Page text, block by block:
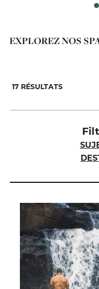
EXPLOREZ NOS
17 RÉSULTATS